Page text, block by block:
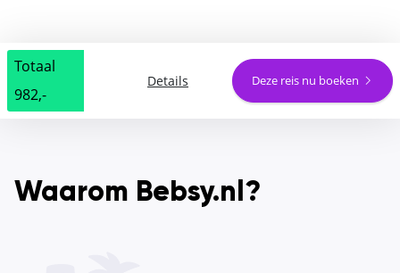
Totaal
982,-
Details Deze reis nu boeken
Waarom Bebsy.nl?